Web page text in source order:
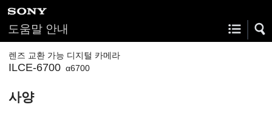
도움말 안내
렌즈 교환 가능 디지털 카메라
ILCE-6700 α6700
사양